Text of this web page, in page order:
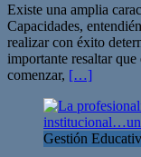
Existe una amplia
Capacidades,
realizar con éxito
importante resaltar
comenzar, […]
Gestión